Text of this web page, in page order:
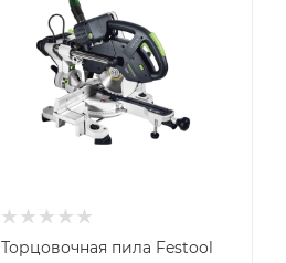
Торцовочная пила Festool